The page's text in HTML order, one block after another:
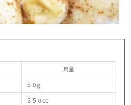
用量
５０g
２５０cc